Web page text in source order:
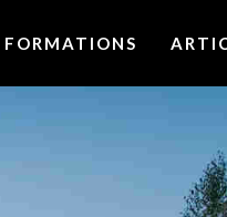
FORMATIONS